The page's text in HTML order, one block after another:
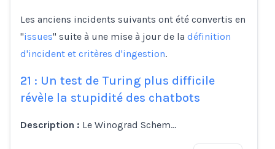
Les anciens incidents suivants ont été convertis en
"issues" suite à une mise à jour de la définition
d'incident et critères d'ingestion.
21 : Un test de Turing plus difficile
révèle la stupidité des chatbots
Description : Le Winograd Schem…